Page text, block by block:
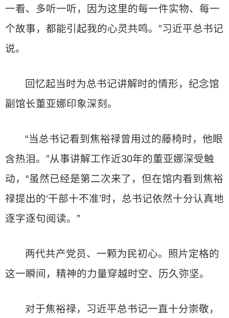
一看、多听一听，因为这里的每一件实物、每一
个故事，都能引起我的心灵共鸣。”习近平总书记
说。
回忆起当时为总书记讲解时的情形，纪念馆
副馆长董亚娜印象深刻。
“当总书记看到焦裕禄曾用过的藤椅时，他眼
含热泪。”从事讲解工作近30年的董亚娜深受触
动，“虽然已经是第二次来了，但在馆内看到焦裕
禄提出的‘干部十不准’时，总书记依然十分认真地
逐字逐句阅读。”
两代共产党员、一颗为民初心。照片定格的
这一瞬间，精神的力量穿越时空、历久弥坚。
对于焦裕禄，习近平总书记一直十分崇敬，